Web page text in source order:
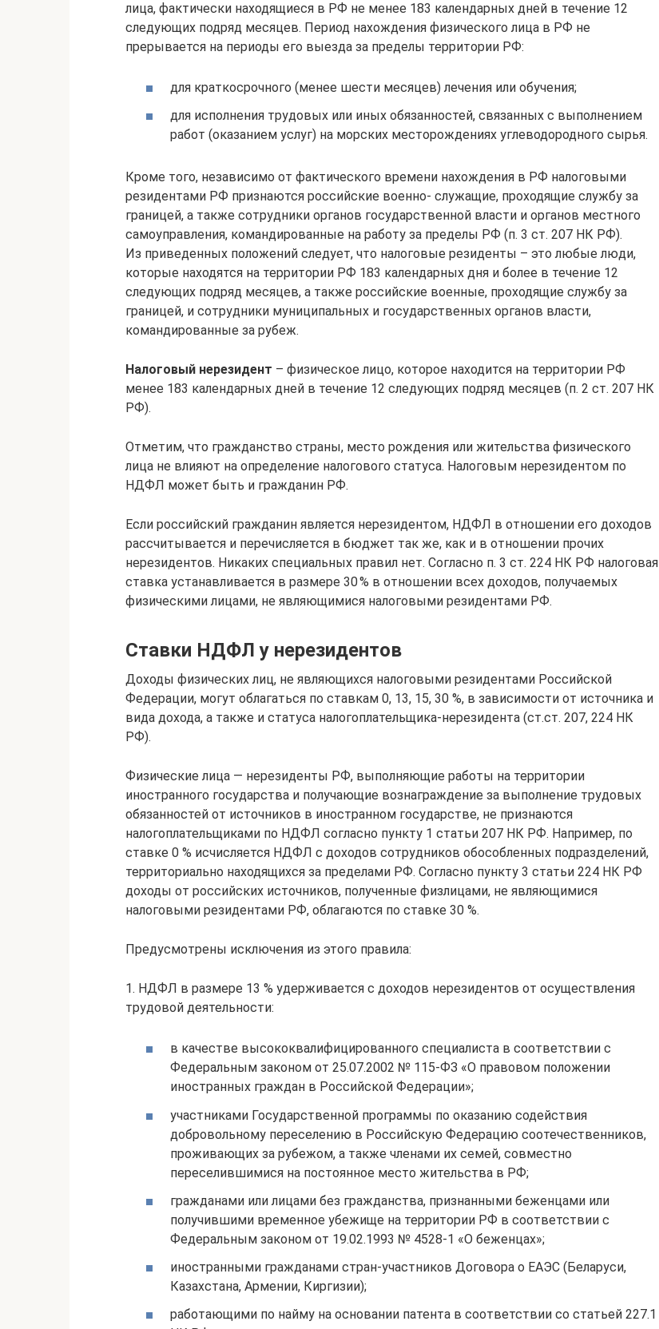
лица, фактически находящиеся в РФ не менее 183 календарных дней в течение 12
следующих подряд месяцев. Период нахождения физического лица в РФ не
прерывается на периоды его выезда за пределы территории РФ:
для краткосрочного (менее шести месяцев) лечения или обучения;
для исполнения трудовых или иных обязанностей, связанных с выполнением
работ (оказанием услуг) на морских месторождениях углеводородного сырья.
Кроме того, независимо от фактического времени нахождения в РФ налоговыми
резидентами РФ признаются российские военно- служащие, проходящие службу за
границей, а также сотрудники органов государственной власти и органов местного
самоуправления, командированные на работу за пределы РФ (п. 3 ст. 207 НК РФ).
Из приведенных положений следует, что налоговые резиденты – это любые люди,
которые находятся на территории РФ 183 календарных дня и более в течение 12
следующих подряд месяцев, а также российские военные, проходящие службу за
границей, и сотрудники муниципальных и государственных органов власти,
командированные за рубеж.
Налоговый нерезидент – физическое лицо, которое находится на территории РФ
менее 183 календарных дней в течение 12 следующих подряд месяцев (п. 2 ст. 207 НК
РФ).
Отметим, что гражданство страны, место рождения или жительства физического
лица не влияют на определение налогового статуса. Налоговым нерезидентом по
НДФЛ может быть и гражданин РФ.
Если российский гражданин является нерезидентом, НДФЛ в отношении его доходов
рассчитывается и перечисляется в бюджет так же, как и в отношении прочих
нерезидентов. Никаких специальных правил нет. Согласно п. 3 ст. 224 НК РФ налоговая
ставка устанавливается в размере 30 % в отношении всех доходов, получаемых
физическими лицами, не являющимися налоговыми резидентами РФ.
Ставки НДФЛ у нерезидентов
Доходы физических лиц, не являющихся налоговыми резидентами Российской
Федерации, могут облагаться по ставкам 0, 13, 15, 30 %, в зависимости от источника и
вида дохода, а также и статуса налогоплательщика-нерезидента (ст.ст. 207, 224 НК
РФ).
Физические лица — нерезиденты РФ, выполняющие работы на территории
иностранного государства и получающие вознаграждение за выполнение трудовых
обязанностей от источников в иностранном государстве, не признаются
налогоплательщиками по НДФЛ согласно пункту 1 статьи 207 НК РФ. Например, по
ставке 0 % исчисляется НДФЛ с доходов сотрудников обособленных подразделений,
территориально находящихся за пределами РФ. Согласно пункту 3 статьи 224 НК РФ
доходы от российских источников, полученные физлицами, не являющимися
налоговыми резидентами РФ, облагаются по ставке 30 %.
Предусмотрены исключения из этого правила:
1. НДФЛ в размере 13 % удерживается с доходов нерезидентов от осуществления
трудовой деятельности:
в качестве высококвалифицированного специалиста в соответствии с
Федеральным законом от 25.07.2002 № 115-ФЗ «О правовом положении
иностранных граждан в Российской Федерации»;
участниками Государственной программы по оказанию содействия
добровольному переселению в Российскую Федерацию соотечественников,
проживающих за рубежом, а также членами их семей, совместно
переселившимися на постоянное место жительства в РФ;
гражданами или лицами без гражданства, признанными беженцами или
получившими временное убежище на территории РФ в соответствии с
Федеральным законом от 19.02.1993 № 4528-1 «О беженцах»;
иностранными гражданами стран-участников Договора о ЕАЭС (Беларуси,
Казахстана, Армении, Киргизии);
работающими по найму на основании патента в соответствии со статьей 227.1